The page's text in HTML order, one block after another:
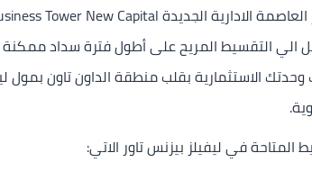
التقسيط المريح على أطول فترة سداد ممكنة و
وحدتك الاستثمارية بقلب منطقة الداون تاون بمول
في ليفيلز بيزنس تاور الاتي: